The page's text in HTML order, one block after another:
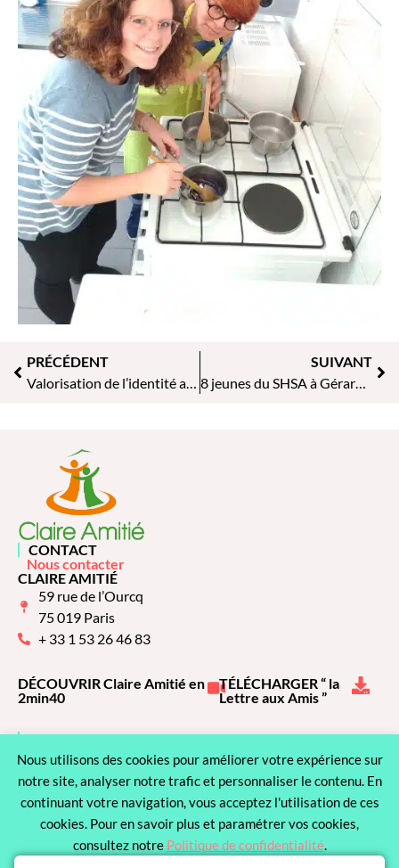
PRÉCÉDENT
SUIVANT
8 jeunes du SHSA à Gérardmer !
CONTACT
Nous contacter
CLAIRE AMITIÉ
59 rue de l’Ourcq
75 019 Paris
+ 33 1 53 26 46 83
DÉCOUVRIR Claire Amitié en
2min40
TÉLÉCHARGER “ la
Lettre aux Amis ”
NOUS RECRUTONS
Voir les offres
LA VIE DE CLAIRE AMITIÉ
L'association
NOS PARTENAIRES
Voir nos partenaires
PUBLICATIONS
En savoir plus
Nous utilisons des cookies pour améliorer votre expérience sur
notre site, analyser notre trafic et personnaliser le contenu. En
continuant votre navigation, vous acceptez l'utilisation de ces
cookies. Pour en savoir plus et paramétrer vos cookies,
consultez notre Politique de confidentialité.